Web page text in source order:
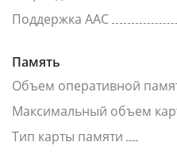
Поддержка AAC
Память
Объем оперативной
Максимальный объем
Тип карты памяти